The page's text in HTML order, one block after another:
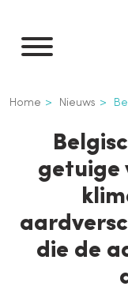
naar
inhoud
Kruimelpad
Home Nieuws
getuige
die de